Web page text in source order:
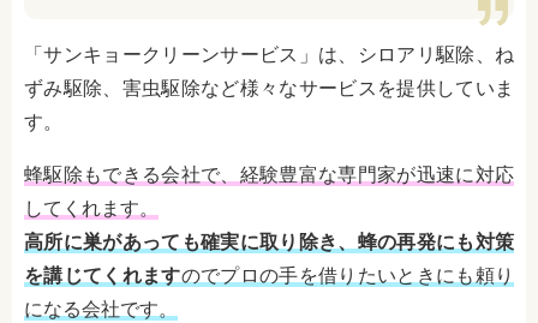
「サンキョークリーンサービス」は、シロアリ駆除、ね
ずみ駆除、害虫駆除など様々なサービスを提供していま
す。
蜂駆除もできる会社で、経験豊富な専門家が迅速に対応
してくれます。
高所に巣があっても確実に取り除き、蜂の再発にも対策
を講じてくれますのでプロの手を借りたいときにも頼り
になる会社です。